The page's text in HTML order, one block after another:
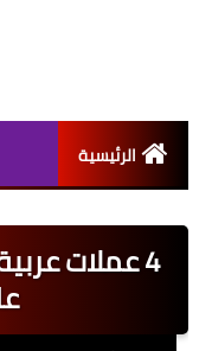
الرئيسية
4 عملات